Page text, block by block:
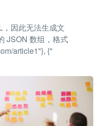
因此无法生成文
JSON 数组，格式
article1"}, {"